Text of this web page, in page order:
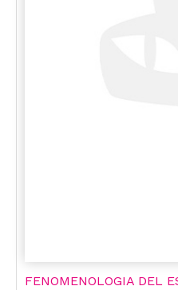
FENOMENOLOGIA DEL